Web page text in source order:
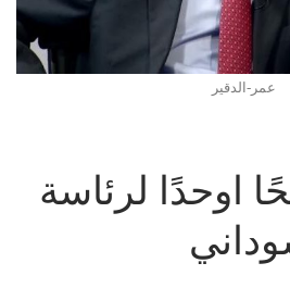
عمر-الدقير
اوحدًا لرئاسة